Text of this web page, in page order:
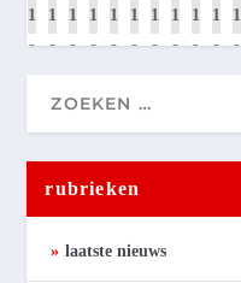
1
8
1
8
1
8
1
8
1
8
1
8
1
8
1
8
1
9
1
9
1
9
rubrieken
laatste nieuws